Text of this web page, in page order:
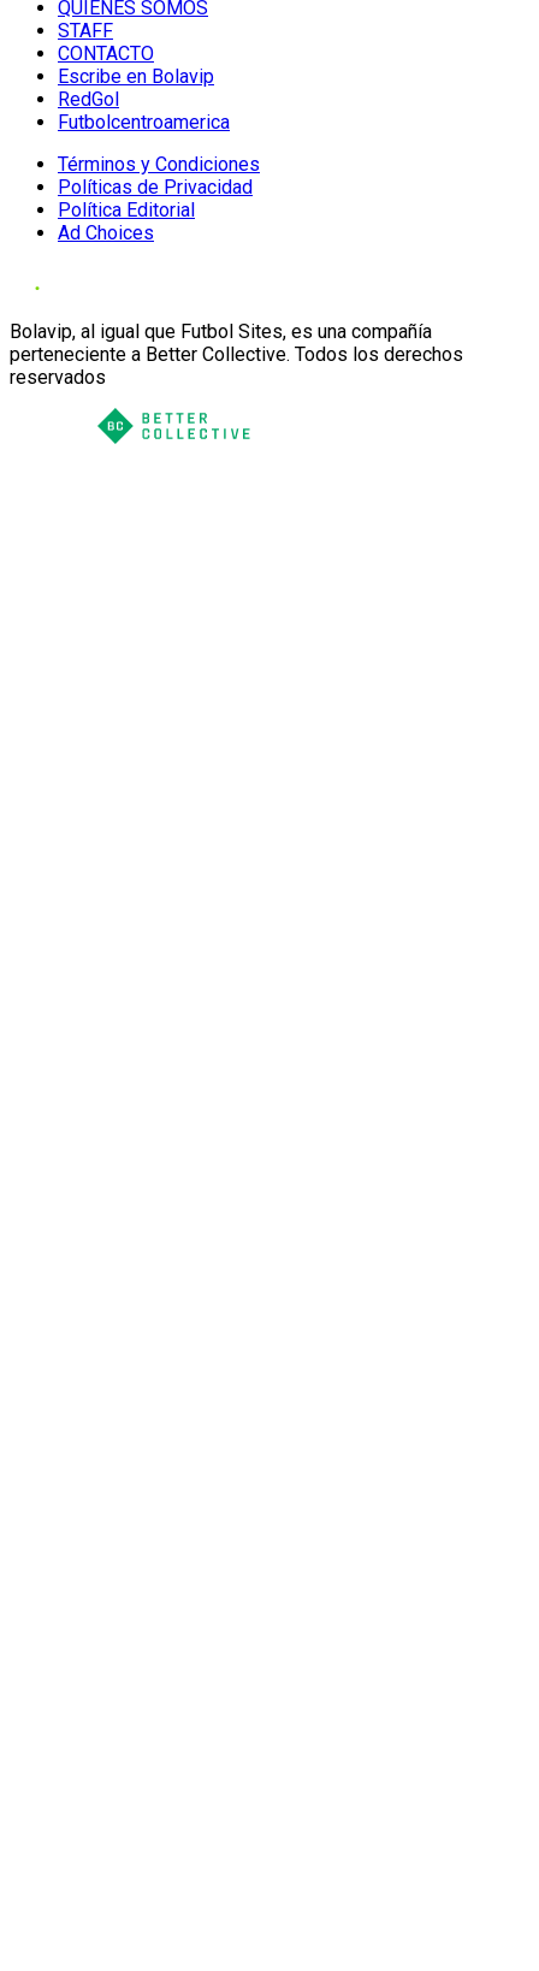
QUIENES SOMOS
STAFF
CONTACTO
Escribe en Bolavip
RedGol
Futbolcentroamerica
Términos y Condiciones
Políticas de Privacidad
Política Editorial
Ad Choices
Bolavip, al igual que Futbol Sites, es una compañía
perteneciente a Better Collective. Todos los derechos
reservados